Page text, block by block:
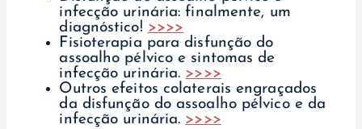
infecção urinária: finalmente, um
diagnóstico! >>>>
Fisioterapia para disfunção do
assoalho pélvico e sintomas de
infecção urinária. >>>>
Outros efeitos colaterais engraçados
da disfunção do assoalho pélvico e da
infecção urinária. >>>>